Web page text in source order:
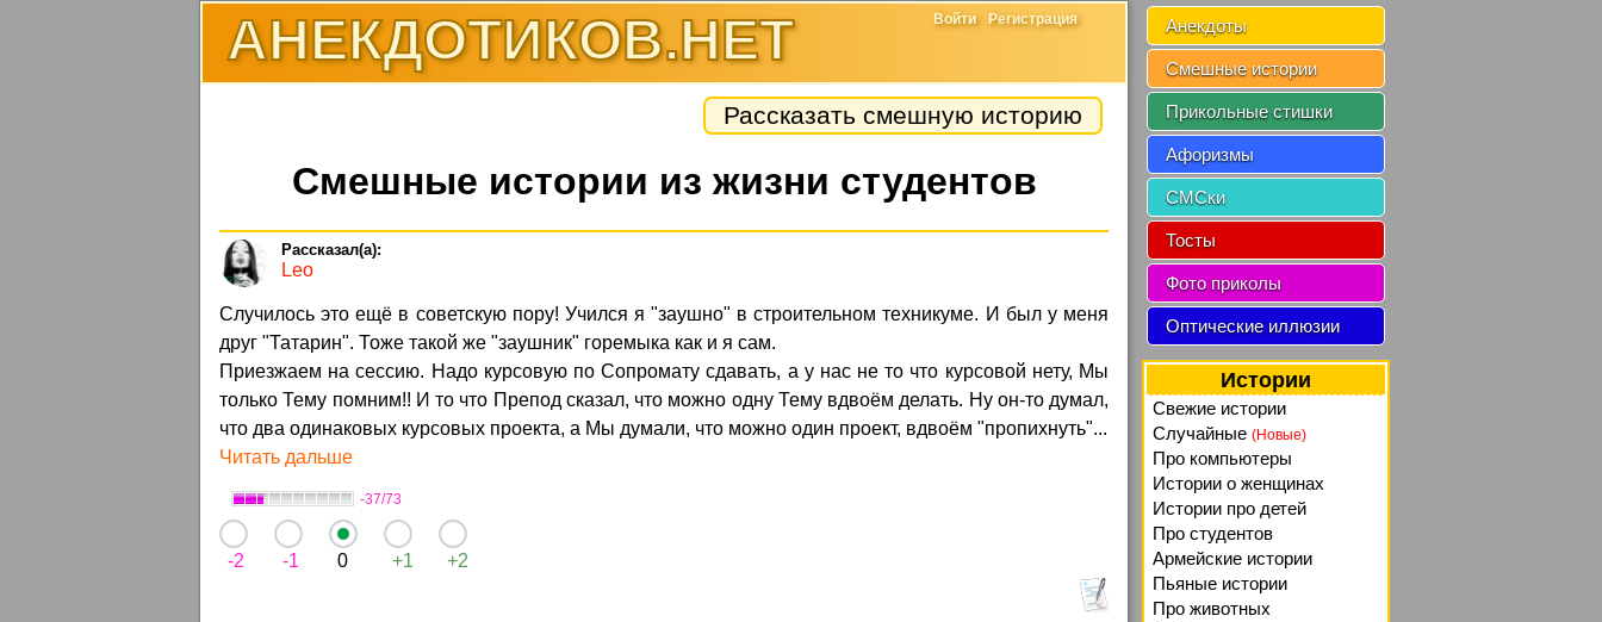
АНЕКДОТИКОВ.НЕТ Войти Регистрация
Рассказать смешную историю
Смешные истории из жизни студентов
Leo
Случилось это ещё в советскую пору! Учился я "заушно" в строительном техникуме. И был у меня
друг "Татарин". Тоже такой же "заушник" горемыка как и я сам.
Приезжаем на сессию. Надо курсовую по Сопромату сдавать, а у нас не то что курсовой нету, Мы
только Тему помним!! И то что Препод сказал, что можно одну Тему вдвоём делать. Ну он-то думал,
что два одинаковых курсовых проекта, а Мы думали, что можно один проект, вдвоём "пропихнуть"...
Читать дальше
-37/73
-2 -1 0 +1 +2
Анекдоты
Смешные истории
Прикольные стишки
Афоризмы
СМСки
Тосты
Фото приколы
Оптические иллюзии
Истории
Свежие истории
Случайные (Новые)
Про компьютеры
Истории о женщинах
Истории про детей
Про студентов
Армейские истории
Пьяные истории
Про животных